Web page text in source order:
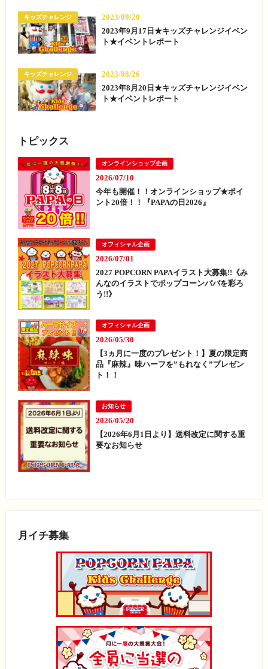
キッズチャレンジ
2023/09/20
2023年9月17日★キッズチャレンジイベン
ト★イベントレポート
キッズチャレンジ
2023/08/26
2023年8月20日★キッズチャレンジイベン
ト★イベントレポート
トピックス
オンラインショップ企画
2026/07/10
今年も開催！！オンラインショップ★ポイ
ント20倍！！『PAPAの日2026』
オフィシャル企画
2026/07/01
2027 POPCORN PAPAイラスト大募集!!《み
んなのイラストでポップコーンパパを彩ろ
う!!》
オフィシャル企画
2026/05/30
【3ヵ月に一度のプレゼント！】夏の限定商
品『麻辣』味ハーフを”もれなく”プレゼン
ト！！
お知らせ
2026/05/20
【2026年6月1日より】送料改定に関する重
要なお知らせ
月イチ募集